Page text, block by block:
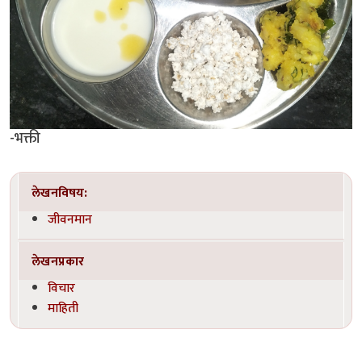
-भक्ती
लेखनविषय:
जीवनमान
लेखनप्रकार
विचार
माहिती